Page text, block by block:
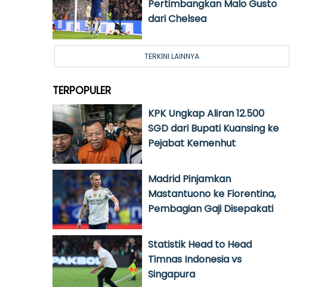
Pertimbangkan Malo Gusto
dari Chelsea
TERKINI LAINNYA
TERPOPULER
KPK Ungkap Aliran 12.500
SGD dari Bupati Kuansing ke
Pejabat Kemenhut
Madrid Pinjamkan
Mastantuono ke Fiorentina,
Pembagian Gaji Disepakati
Statistik Head to Head
Timnas Indonesia vs
Singapura